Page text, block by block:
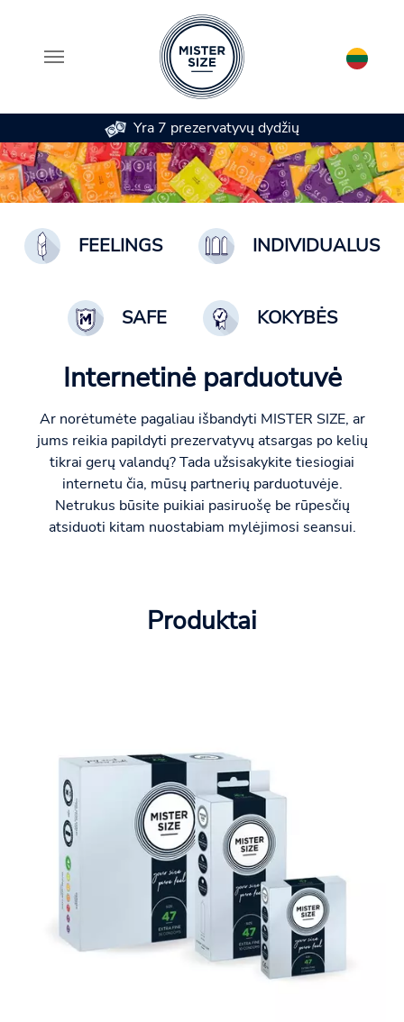
Skip to main content
Yra 7 prezervatyvų dydžių
FEELINGS INDIVIDUALUS
SAFE KOKYBĖS
Internetinė parduotuvė
Ar norėtumėte pagaliau išbandyti MISTER SIZE, ar
jums reikia papildyti prezervatyvų atsargas po kelių
tikrai gerų valandų? Tada užsisakykite tiesiogiai
internetu čia, mūsų partnerių parduotuvėje.
Netrukus būsite puikiai pasiruošę be rūpesčių
atsiduoti kitam nuostabiam mylėjimosi seansui.
Produktai